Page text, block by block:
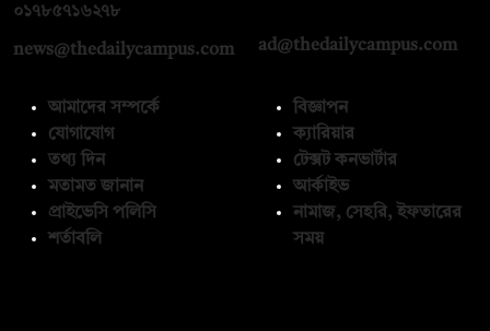
০১৭৮৫৭১৬২৭৮
news@thedailycampus.com ad@thedailycampus.com
আমাদের সম্পর্কে
যোগাযোগ
তথ্য দিন
মতামত জানান
প্রাইভেসি পলিসি
শর্তাবলি
বিজ্ঞাপন
ক্যারিয়ার
টেক্সট কনভার্টার
আর্কাইভ
নামাজ, সেহরি, ইফতারের
সময়